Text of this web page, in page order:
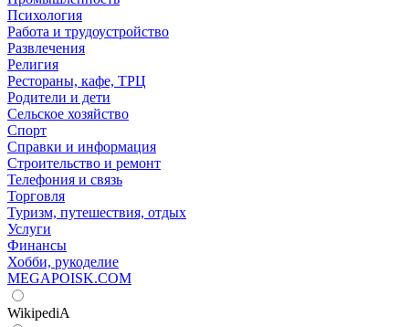
Психология
Работа и трудоустройство
Развлечения
Религия
Рестораны, кафе, ТРЦ
Родители и дети
Сельское хозяйство
Спорт
Справки и информация
Строительство и ремонт
Телефония и связь
Торговля
Туризм, путешествия, отдых
Услуги
Финансы
Хобби, рукоделие
MEGAPOISK.COM
WikipediA